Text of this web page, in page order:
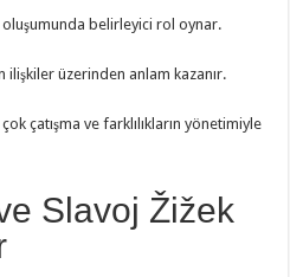
oluşumunda belirleyici rol oynar.
ilişkiler üzerinden anlam kazanır.
çatışma ve farklılıkların yönetimiyle
Slavoj Žižek